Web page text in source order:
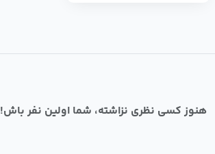
هنوز کسی نظری نزاشته، شما اولین نفر باش!